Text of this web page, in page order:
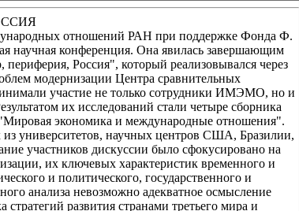
отношений РАН при поддержке Фонда Ф.
научная конференция. Она явилась завершающим
Россия", который реализовывался через
модернизации Центра сравнительных
участие не только сотрудники ИМЭМО, но и
их исследований стали четыре сборника
экономика и международные отношения".
из университетов, научных центров США, Бразилии,
участников дискуссии было сфокусировано на
их ключевых характеристик временного и
и политического, государственного и
анализа невозможно адекватное осмысление
развития странами третьего мира и